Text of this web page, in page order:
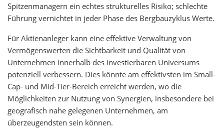
Spitzenmanagern ein echtes strukturelles Risiko; schlechte
Führung vernichtet in jeder Phase des Bergbauzyklus Werte.
Für Aktienanleger kann eine effektive Verwaltung von
Vermögenswerten die Sichtbarkeit und Qualität von
Unternehmen innerhalb des investierbaren Universums
potenziell verbessern. Dies könnte am effektivsten im Small-
Cap- und Mid-Tier-Bereich erreicht werden, wo die
Möglichkeiten zur Nutzung von Synergien, insbesondere bei
geografisch nahe gelegenen Unternehmen, am
überzeugendsten sein können.